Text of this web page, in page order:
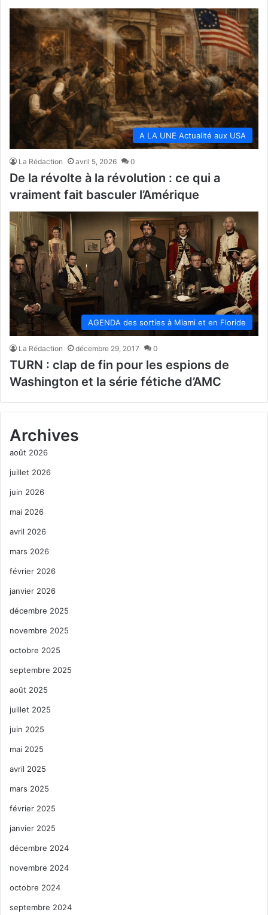
A LA UNE Actualité aux USA
La Rédaction avril 5, 2026 0
De la révolte à la révolution : ce qui a
vraiment fait basculer l’Amérique
AGENDA des sorties à Miami et en Floride
La Rédaction décembre 29, 2017 0
TURN : clap de fin pour les espions de
Washington et la série fétiche d’AMC
Archives
août 2026
juillet 2026
juin 2026
mai 2026
avril 2026
mars 2026
février 2026
janvier 2026
décembre 2025
novembre 2025
octobre 2025
septembre 2025
août 2025
juillet 2025
juin 2025
mai 2025
avril 2025
mars 2025
février 2025
janvier 2025
décembre 2024
novembre 2024
octobre 2024
septembre 2024